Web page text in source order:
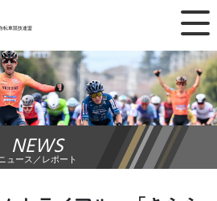
転車競技連盟
×
ニュース
ース日程
ランキング
NEWS
ニュース／レポート